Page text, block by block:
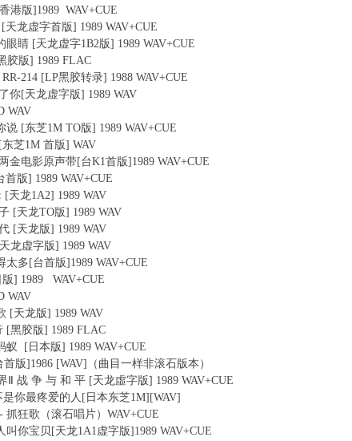
港版]1989 WAV+CUE
天龙虚字首版] 1989 WAV+CUE
眼睛 [天龙虚字1B2版] 1989 WAV+CUE
胶版] 1989 FLAC
214 [LP黑胶转录] 1988 WAV+CUE
你[天龙虚字版] 1989 WAV
WAV
说 [东芝1M TO版] 1989 WAV+CUE
芝1M 首版] WAV
金电影原声带[台K1首版]1989 WAV+CUE
首版] 1989 WAV+CUE
[天龙1A2] 1989 WAV
[天龙TO版] 1989 WAV
[天龙版] 1989 WAV
龙虚字版] 1989 WAV
太多[台首版]1989 WAV+CUE
版] 1989 WAV+CUE
WAV
[天龙版] 1989 WAV
[黑胶版] 1989 FLAC
蚁 [日本版] 1989 WAV+CUE
版]1986 [WAV]（曲目一样非滚石版本）
Ⅱ 战 争 与 和 平 [天龙虛字版] 1989 WAV+CUE
是你最疼爱的人[日本东芝1M][WAV]
抓狂歌（滚石唱片）WAV+CUE
叫你宝贝[天龙1A1虚字版]1989 WAV+CUE